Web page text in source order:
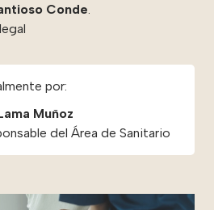
Conde
por:
Muñoz
del Área de Sanitario